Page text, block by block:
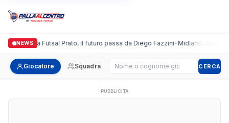
NEWS
Italgronda Futsal Prato, il futuro passa da Diego Fazzini•Midland, doppio
Giocatore Squadra Cerca giocatore CERCA
PUBBLICITÀ